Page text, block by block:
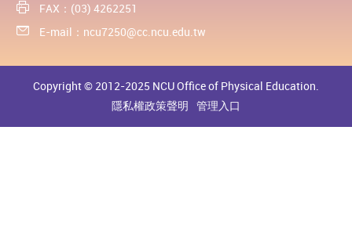
FAX：(03) 4262251
E-mail： ncu7250@cc.ncu.edu.tw
Copyright © 2012-2025 NCU Office of Physical Education.
隱私權政策聲明 管理入口